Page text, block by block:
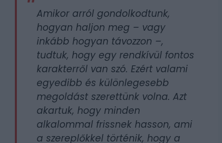
Amikor arról gondolkodtunk,
hogyan haljon meg – vagy
inkább hogyan távozzon –,
tudtuk, hogy egy rendkívül fontos
karakterről van szó. Ezért valami
egyedibb és különlegesebb
megoldást szerettünk volna. Azt
akartuk, hogy minden
alkalommal frissnek hasson, ami
a szereplőkkel történik, hogy a